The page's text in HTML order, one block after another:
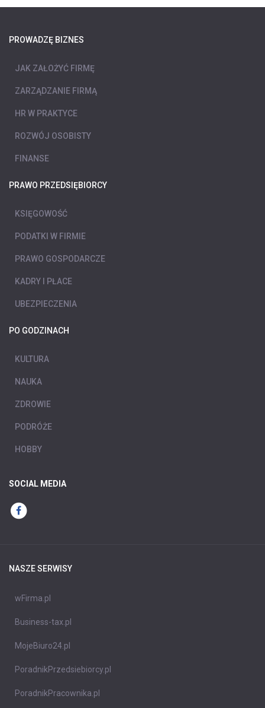
PROWADZĘ BIZNES
JAK ZAŁOŻYĆ FIRMĘ
ZARZĄDZANIE FIRMĄ
HR W PRAKTYCE
ROZWÓJ OSOBISTY
FINANSE
PRAWO PRZEDSIĘBIORCY
KSIĘGOWOŚĆ
PODATKI W FIRMIE
PRAWO GOSPODARCZE
KADRY I PŁACE
UBEZPIECZENIA
PO GODZINACH
KULTURA
NAUKA
ZDROWIE
PODRÓŻE
HOBBY
SOCIAL MEDIA
NASZE SERWISY
wFirma.pl
Business-tax.pl
MojeBiuro24.pl
PoradnikPrzedsiebiorcy.pl
PoradnikPracownika.pl